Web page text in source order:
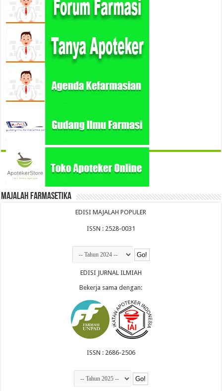
Majalah Farmasetika
EDISI MAJALAH POPULER
ISSN : 2528-0031
EDISI JURNAL ILMIAH
Bekerja sama dengan:
ISSN : 2686-2506